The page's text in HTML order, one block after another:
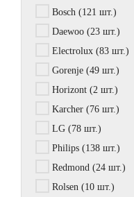
Bosch (121 шт.)
Daewoo (23 шт.)
Electrolux (83 шт.)
Gorenje (49 шт.)
Horizont (2 шт.)
Karcher (76 шт.)
LG (78 шт.)
Philips (138 шт.)
Redmond (24 шт.)
Rolsen (10 шт.)